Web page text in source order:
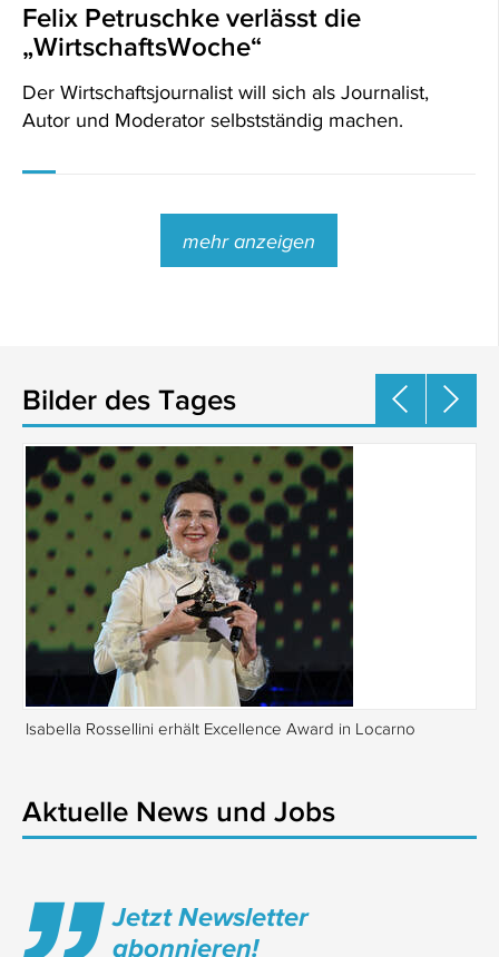
Felix Petruschke verlässt die
„WirtschaftsWoche“
Der Wirtschaftsjournalist will sich als Journalist,
Autor und Moderator selbstständig machen.
mehr anzeigen
Bilder des Tages
Isabella Rossellini erhält Excellence Award in Locarno
Aktuelle News und Jobs
Jetzt Newsletter
abonnieren!